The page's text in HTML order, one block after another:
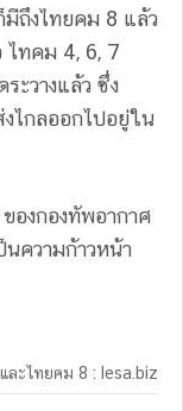
ถึงไทยคม 8 แล้ว
ไทคม 4, 6, 7
ะวางแล้ว ซึ่ง
งไกลออกไปอยู่ใน
องกองทัพอากาศ
นความก้าวหน้า
ละไทยคม 8 : lesa.biz